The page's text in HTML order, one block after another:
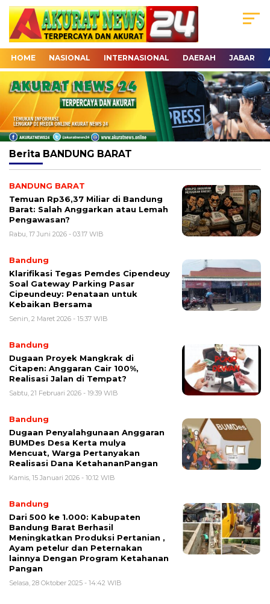
HOME NASIONAL INTERNASIONAL DAERAH JABAR
Berita BANDUNG BARAT
BANDUNG BARAT
Temuan Rp36,37 Miliar di Bandung
Barat: Salah Anggarkan atau Lemah
Pengawasan?
Rabu, 17 Juni 2026 - 03:17 WIB
Bandung
Klarifikasi Tegas Pemdes Cipendeuy
Soal Gateway Parking Pasar
Cipeundeuy: Penataan untuk
Kebaikan Bersama
Senin, 2 Maret 2026 - 15:37 WIB
Bandung
Dugaan Proyek Mangkrak di
Citapen: Anggaran Cair 100%,
Realisasi Jalan di Tempat?
Sabtu, 21 Februari 2026 - 19:39 WIB
Bandung
Dugaan Penyalahgunaan Anggaran
BUMDes Desa Kerta mulya
Mencuat, Warga Pertanyakan
Realisasi Dana KetahananPangan
Kamis, 15 Januari 2026 - 10:12 WIB
Bandung
Dari 500 ke 1.000: Kabupaten
Bandung Barat Berhasil
Meningkatkan Produksi Pertanian ,
Ayam petelur dan Peternakan
lainnya Dengan Program Ketahanan
Pangan
Selasa, 28 Oktober 2025 - 14:42 WIB